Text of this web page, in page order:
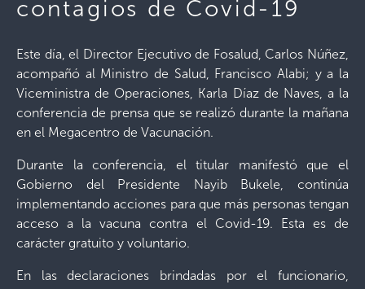
contagios de Covid-19
Este día, el Director Ejecutivo de Fosalud, Carlos Núñez,
acompañó al Ministro de Salud, Francisco Alabi; y a la
Viceministra de Operaciones, Karla Díaz de Naves, a la
conferencia de prensa que se realizó durante la mañana
en el Megacentro de Vacunación.
Durante la conferencia, el titular manifestó que el
Gobierno del Presidente Nayib Bukele, continúa
implementando acciones para que más personas tengan
acceso a la vacuna contra el Covid-19. Esta es de
carácter gratuito y voluntario.
En las declaraciones brindadas por el funcionario,